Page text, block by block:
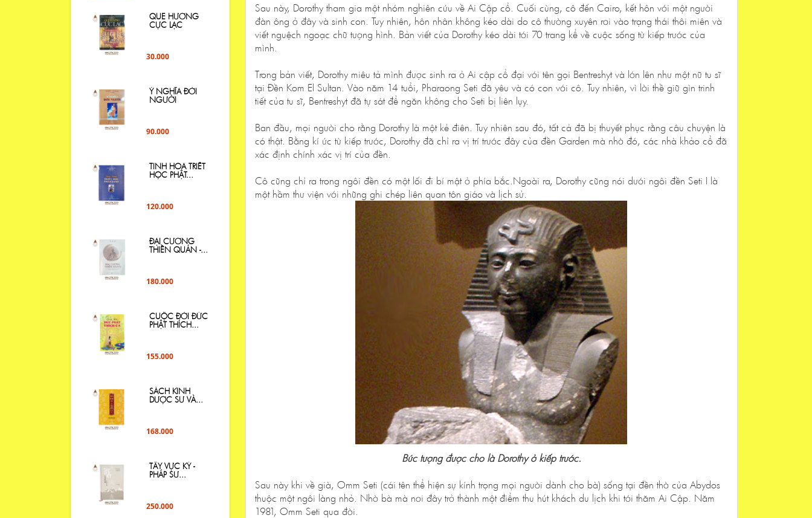
QUE HƯƠNG
CỰC LẠC
30.000
Ý NGHĨA ĐỜI
NGƯỜI
90.000
TINH HOA TRIẾT
HỌC PHẬT...
120.000
ĐẠI CƯƠNG
THIỀN QUÁN -...
180.000
CUỘC ĐỜI ĐỨC
PHẬT THÍCH...
155.000
SÁCH KINH
DƯỢC SƯ VÀ...
168.000
TÂY VỰC KÝ -
PHÁP SƯ...
250.000
Sau này, Dorothy tham gia một nhóm nghiên cứu về Ai Cập cổ. Cuối cùng, cô đến Cairo, kết hôn với một người
đàn ông ở đây và sinh con. Tuy nhiên, hôn nhân không kéo dài do cô thường xuyên rơi vào trạng thái thôi miên và
viết nguệch ngoạc chữ tượng hình. Bản viết của Dorothy kéo dài tới 70 trang kể về cuộc sống từ kiếp trước của
mình.
Trong bản viết, Dorothy miêu tả mình được sinh ra ở Ai cập cổ đại với tên gọi Bentreshyt và lớn lên như một nữ tu sĩ
tại Đền Kom El Sultan. Vào năm 14 tuổi, Pharaong Seti đã yêu và có con với cô. Tuy nhiên, vì lời thề giữ gìn trinh
tiết của tu sĩ, Bentreshyt đã tự sát để ngăn không cho Seti bị liên lụy.
Ban đầu, mọi người cho rằng Dorothy là một kẻ điên. Tuy nhiên sau đó, tất cả đã bị thuyết phục rằng câu chuyện là
có thật. Bằng kí ức từ kiếp trước, Dorothy đã chỉ ra vị trí trước đây của đền Garden mà nhờ đó, các nhà khảo cổ đã
xác định chính xác vị trí của đền.
Cô cũng chỉ ra trong ngôi đền có một lối đi bí mật ở phía bắc.Ngoài ra, Dorothy cũng nói dưới ngôi đền Seti I là
một hầm thư viện với những ghi chép liên quan tôn giáo và lịch sử.
Bức tượng được cho là Dorothy ở kiếp trước.
Sau này khi về già, Omm Seti (cái tên thể hiện sự kính trọng mọi người dành cho bà) sống tại đền thờ của Abydos
thuộc một ngôi làng nhỏ. Nhờ bà mà nơi đây trở thành một điểm thu hút khách du lịch khi tới thăm Ai Cập. Năm
1981, Omm Seti qua đời.